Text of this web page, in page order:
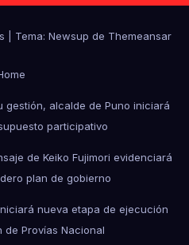
Tema: Newsup de Themeansar
gestión, alcalde de Puno iniciará
participativo
de Keiko Fujimori evidenciará
plan de gobierno
nueva etapa de ejecución
Provías Nacional